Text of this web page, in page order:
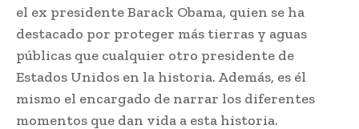
el ex presidente Barack Obama, quien se ha
destacado por proteger más tierras y aguas
públicas que cualquier otro presidente de
Estados Unidos en la historia. Además, es él
mismo el encargado de narrar los diferentes
momentos que dan vida a esta historia.